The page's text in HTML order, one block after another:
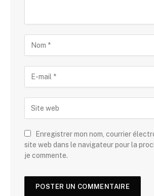
Enregistrer mon nom, courrier
site web dans le navigateur pour la
je commente.